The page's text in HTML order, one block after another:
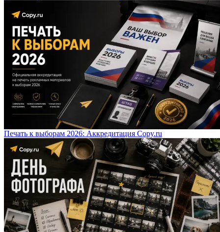
Печать к выборам 2026: Аккредитация Copy.ru